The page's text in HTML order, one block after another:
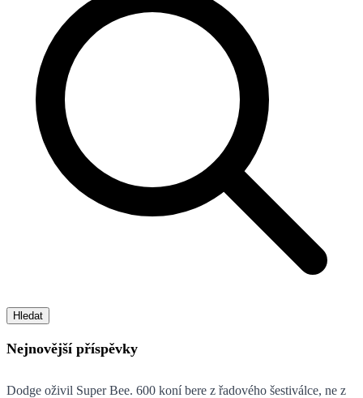
Hledat
Nejnovější příspěvky
Dodge oživil Super Bee. 600 koní bere z řadového šestiválce, ne z